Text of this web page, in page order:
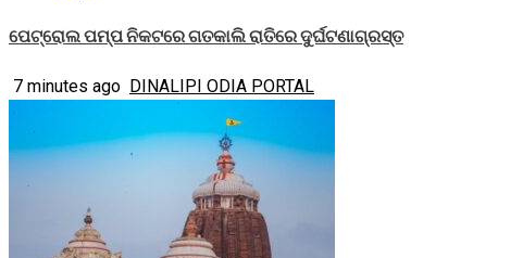
ପେଟ୍ରୋଲ ପମ୍ପ ନିକଟରେ ଗତକାଲି ରାତିରେ ଦୁର୍ଘଟଣାଗ୍ରସ୍ତ
7 minutes ago DINALIPI ODIA PORTAL